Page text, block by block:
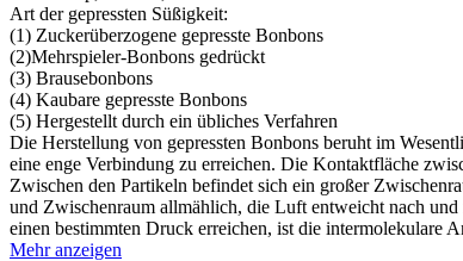
Art der gepressten Süßigkeit:
(1) Zuckerüberzogene gepresste Bonbons
(2)Mehrspieler-Bonbons gedrückt
(3) Brausebonbons
(4) Kaubare gepresste Bonbons
(5) Hergestellt durch ein übliches Verfahren
Die Herstellung von gepressten Bonbons beruht im
eine enge Verbindung zu erreichen. Die Kontaktfläche
Zwischen den Partikeln befindet sich ein großer
und Zwischenraum allmählich, die Luft entweicht nach
einen bestimmten Druck erreichen, ist die intermolekulare
Mehr anzeigen